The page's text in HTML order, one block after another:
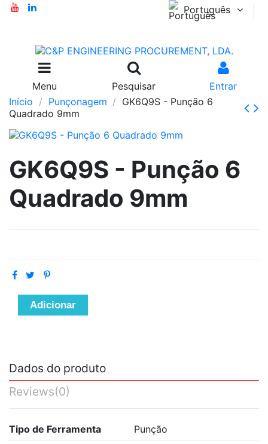
Português
Menu Pesquisar
Entrar
Início
Punçonagem
GK6Q9S - Punção 6
Quadrado 9mm
GK6Q9S - Punção 6
Quadrado 9mm
Adicionar
Dados do produto
Reviews(0)
Tipo de Ferramenta
Punção